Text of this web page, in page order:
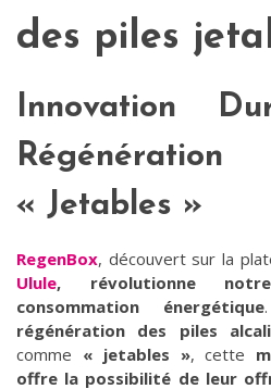
des piles
Innovation
« Jetables »
RegenBox, découvert sur la
Ulule,
révolutionne
consommation énergétique
régénération des piles
comme « jetables », cette
offre la possibilité de leur